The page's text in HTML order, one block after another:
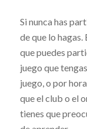
Si nunca has
de que lo
que puedes
juego que
juego, o por
que el club o el
tienes que